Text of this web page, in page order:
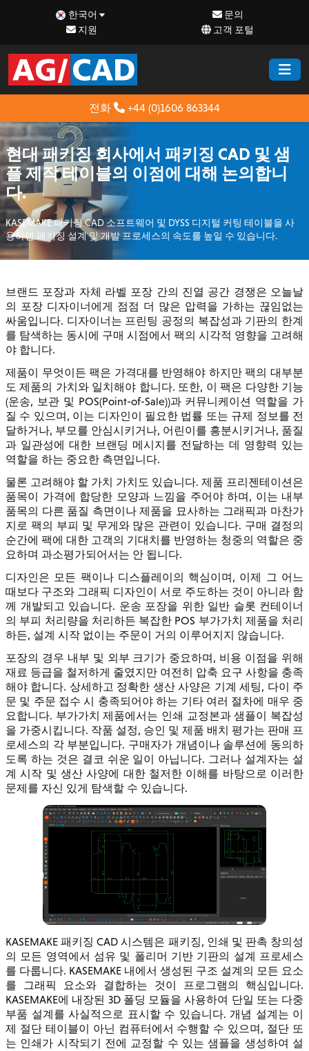
한국어
문의
지원
고객 포털
전화 +44 (0)1606 863344
현대 패키징 회사에서 패키징 CAD 및 샘
플 제작 테이블의 이점에 대해 논의합니
다.
KASEMAKE 패키징 CAD 소프트웨어 및 DYSS 디지털 커팅 테이블을 사
용하면 패키징 설계 및 개발 프로세스의 속도를 높일 수 있습니다.
브랜드 포장과 자체 라벨 포장 간의 진열 공간 경쟁은 오늘날
의 포장 디자이너에게 점점 더 많은 압력을 가하는 끊임없는
싸움입니다. 디자이너는 프린팅 공정의 복잡성과 기판의 한계
를 탐색하는 동시에 구매 시점에서 팩의 시각적 영향을 고려해
야 합니다.
제품이 무엇이든 팩은 가격대를 반영해야 하지만 팩의 대부분
도 제품의 가치와 일치해야 합니다. 또한, 이 팩은 다양한 기능
(운송, 보관 및 POS(Point-of-Sale))과 커뮤니케이션 역할을 가
질 수 있으며, 이는 디자인이 필요한 법률 또는 규제 정보를 전
달하거나, 부모를 안심시키거나, 어린이를 흥분시키거나, 품질
과 일관성에 대한 브랜딩 메시지를 전달하는 데 영향력 있는
역할을 하는 중요한 측면입니다.
물론 고려해야 할 가치 가치도 있습니다. 제품 프리젠테이션은
품목이 가격에 합당한 모양과 느낌을 주어야 하며, 이는 내부
품목의 다른 품질 측면이나 제품을 묘사하는 그래픽과 마찬가
지로 팩의 부피 및 무게와 많은 관련이 있습니다. 구매 결정의
순간에 팩에 대한 고객의 기대치를 반영하는 청중의 역할은 중
요하며 과소평가되어서는 안 됩니다.
디자인은 모든 팩이나 디스플레이의 핵심이며, 이제 그 어느
때보다 구조와 그래픽 디자인이 서로 주도하는 것이 아니라 함
께 개발되고 있습니다. 운송 포장을 위한 일반 슬롯 컨테이너
의 부피 처리량을 처리하든 복잡한 POS 부가가치 제품을 처리
하든, 설계 시작 없이는 주문이 거의 이루어지지 않습니다.
포장의 경우 내부 및 외부 크기가 중요하며, 비용 이점을 위해
재료 등급을 철저하게 줄였지만 여전히 압축 요구 사항을 충족
해야 합니다. 상세하고 정확한 생산 사양은 기계 세팅, 다이 주
문 및 주문 접수 시 충족되어야 하는 기타 여러 절차에 매우 중
요합니다. 부가가치 제품에서는 인쇄 교정본과 샘플이 복잡성
을 가중시킵니다. 작품 설정, 승인 및 제품 배치 평가는 판매 프
로세스의 각 부분입니다. 구매자가 개념이나 솔루션에 동의하
도록 하는 것은 결코 쉬운 일이 아닙니다. 그러나 설계자는 설
계 시작 및 생산 사양에 대한 철저한 이해를 바탕으로 이러한
문제를 자신 있게 탐색할 수 있습니다.
KASEMAKE 패키징 CAD 시스템은 패키징, 인쇄 및 판촉 창의성
의 모든 영역에서 섬유 및 폴리머 기반 기판의 설계 프로세스
를 다룹니다. KASEMAKE 내에서 생성된 구조 설계의 모든 요소
를 그래픽 요소와 결합하는 것이 프로그램의 핵심입니다.
KASEMAKE에 내장된 3D 폴딩 모듈을 사용하여 단일 또는 다중
부품 설계를 사실적으로 표시할 수 있습니다. 개념 설계는 이
제 절단 테이블이 아닌 컴퓨터에서 수행할 수 있으며, 절단 또
는 인쇄가 시작되기 전에 교정할 수 있는 샘플을 생성하여 설